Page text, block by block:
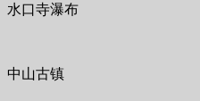
水口寺瀑布
中山古镇